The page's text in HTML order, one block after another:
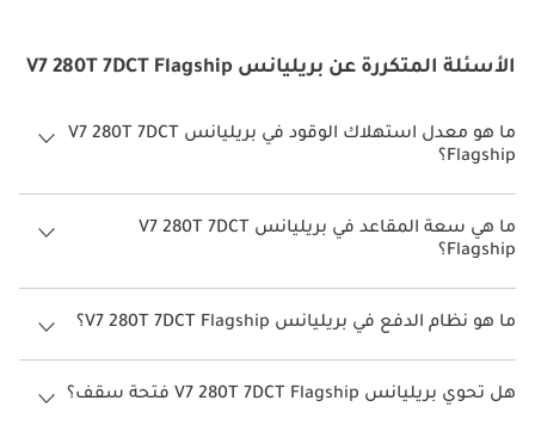
الأسئلة المتكررة عن بريليانس V7 280T 7DCT Flagship
ما هو معدل استهلاك الوقود في بريليانس V7 280T 7DCT
Flagship؟
يبلغ معدل استهلاك الوقود المقترح من الشركة المصنعة لسيارة بريليانس
V7 2026 من 10 كم/ليتر.
ما هي سعة المقاعد في بريليانس V7 280T 7DCT
Flagship؟
تتسع بريليانس V7 280T 7DCT Flagship لأ 5 أشخاص.
ما هو نظام الدفع في بريليانس V7 280T 7DCT Flagship؟
نظام الدفع في بريليانس V7 Front Wheel Drive 280T 7DCT Flagship.
هل تحوي بريليانس V7 280T 7DCT Flagship فتحة سقف؟